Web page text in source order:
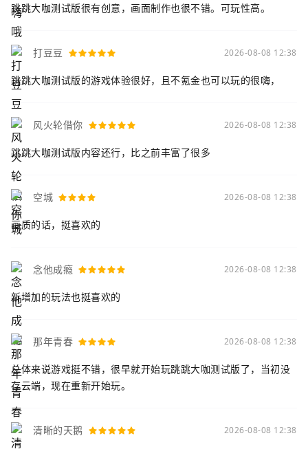
跳跳大咖测试版很有创意，画面制作也很不错。可玩性高。
打豆豆 2026-08-08 12:38
跳跳大咖测试版的游戏体验很好，且不氪金也可以玩的很嗨，
风火轮借你 2026-08-08 12:38
跳跳大咖测试版内容还行，比之前丰富了很多
空城 2026-08-08 12:38
画质的话，挺喜欢的
念他成瘾 2026-08-08 12:38
新增加的玩法也挺喜欢的
那年青春 2026-08-08 12:38
总体来说游戏挺不错，很早就开始玩跳跳大咖测试版了，当初没
存云端，现在重新开始玩。
清晰的天鹅 2026-08-08 12:38